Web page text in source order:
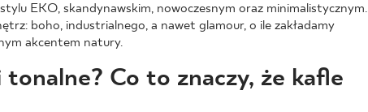
EKO, skandynawskim, nowoczesnym oraz minimalistycznym.
boho, industrialnego, a nawet glamour, o ile zakładamy
akcentem natury.
Co to znaczy, że kafle